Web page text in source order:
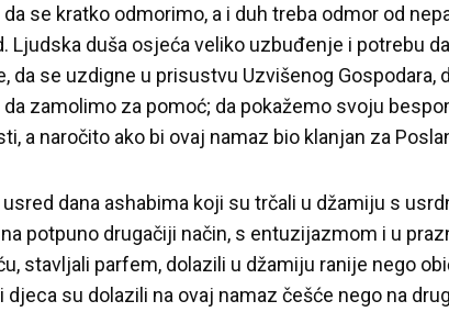
se kratko odmorimo, a i duh treba odmor od
Ljudska duša osjeća veliko uzbuđenje i potrebu
se uzdigne u prisustvu Uzvišenog Gospodara,
zamolimo za pomoć; da pokažemo svoju
a naročito ako bi ovaj namaz bio klanjan za
usred dana ashabima koji su trčali u džamiju s
potpuno drugačiji način, s entuzijazmom i u
stavljali parfem, dolazili u džamiju ranije nego
djeca su dolazili na ovaj namaz češće nego na